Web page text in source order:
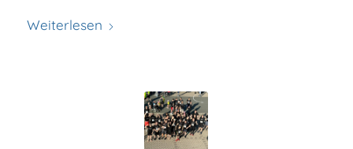
Weiterlesen